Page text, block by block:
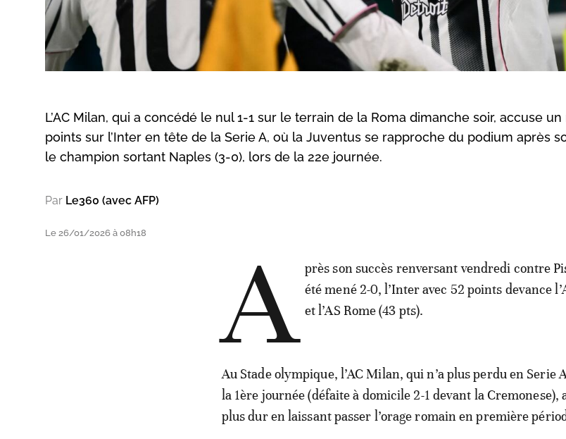
L’AC Milan, qui a concédé le nul 1-1 sur le terrain de la Roma dimanche soir, accuse
points sur l’Inter en tête de la Serie A, où la Juventus se rapproche du podium après
le champion sortant Naples (3-0), lors de la 22e journée.
Par Le360 (avec AFP)
Le 26/01/2026 à 08h18 A près son succès renversant vendredi contre
été mené 2-0, l’Inter avec 52 points devance
et l’AS Rome (43 pts).
Au Stade olympique, l’AC Milan, qui n’a plus perdu en Serie
la 1ère journée (défaite à domicile 2-1 devant la Cremonese),
plus dur en laissant passer l’orage romain en première